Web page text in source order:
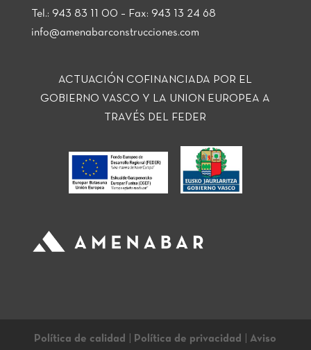
Tel.: 943 83 11 00 – Fax: 943 13 24 68
info@amenabarconstrucciones.com
ACTUACIÓN COFINANCIADA POR EL
GOBIERNO VASCO Y LA UNION EUROPEA A
TRAVÉS DEL FEDER
Política de calidad Política de privacidad |Aviso